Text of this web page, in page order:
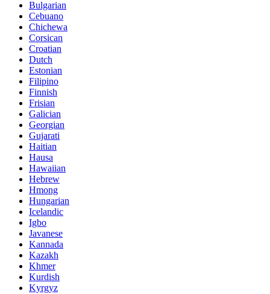
Bulgarian
Cebuano
Chichewa
Corsican
Croatian
Dutch
Estonian
Filipino
Finnish
Frisian
Galician
Georgian
Gujarati
Haitian
Hausa
Hawaiian
Hebrew
Hmong
Hungarian
Icelandic
Igbo
Javanese
Kannada
Kazakh
Khmer
Kurdish
Kyrgyz